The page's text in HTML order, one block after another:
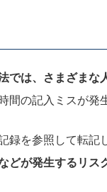
では、さまざまな
の記入ミスが発
録を参照して転記
どが発生するリス